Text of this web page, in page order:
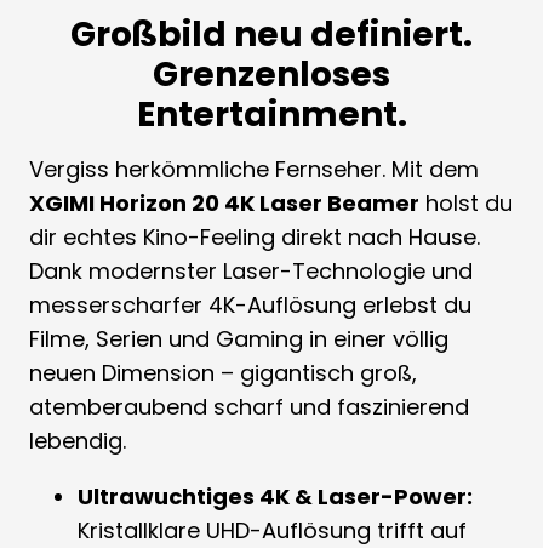
Großbild neu definiert.
Grenzenloses
Entertainment.
Vergiss herkömmliche Fernseher. Mit dem
XGIMI Horizon 20 4K Laser Beamer holst du
dir echtes Kino-Feeling direkt nach Hause.
Dank modernster Laser-Technologie und
messerscharfer 4K-Auflösung erlebst du
Filme, Serien und Gaming in einer völlig
neuen Dimension – gigantisch groß,
atemberaubend scharf und faszinierend
lebendig.
Ultrawuchtiges 4K & Laser-Power:
Kristallklare UHD-Auflösung trifft auf